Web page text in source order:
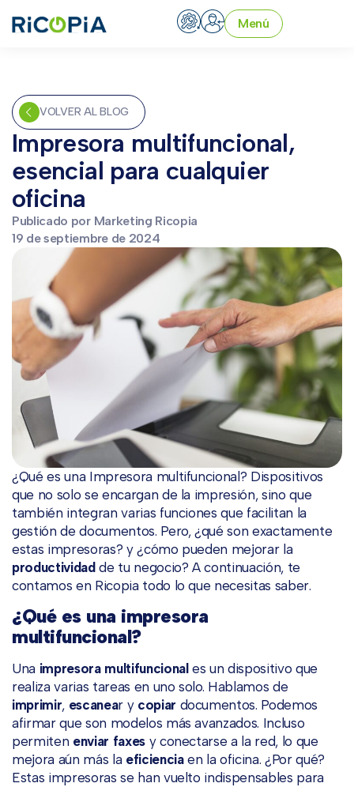
Menú
VOLVER AL BLOG
Impresora multifuncional,
esencial para cualquier
oficina
Publicado porMarketing Ricopia
19 de septiembre de 2024
¿Qué es una Impresora multifuncional? Dispositivos
que no solo se encargan de la impresión, sino que
también integran varias funciones que facilitan la
gestión de documentos. Pero, ¿qué son exactamente
estas impresoras? y ¿cómo pueden mejorar la
productividadde tu negocio? A continuación, te
contamos en Ricopia todo lo que necesitas saber.
¿Qué es una impresora
multifuncional?
Una impresora multifuncional es un dispositivo que
realiza varias tareas en uno solo. Hablamos de
imprimir, escanear y copiar documentos. Podemos
afirmar que son modelos más avanzados. Incluso
permiten enviar faxesy conectarse a la red, lo que
mejora aún más la eficienciaen la oficina. ¿Por qué?
Estas impresoras se han vuelto indispensables para